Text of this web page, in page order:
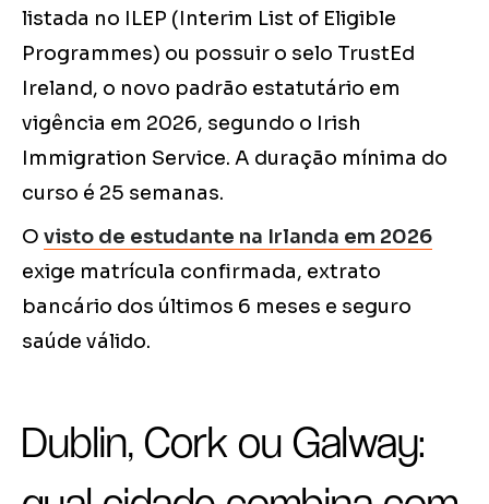
listada no ILEP (Interim List of Eligible
Programmes) ou possuir o selo TrustEd
Ireland, o novo padrão estatutário em
vigência em 2026, segundo o Irish
Immigration Service. A duração mínima do
curso é 25 semanas.
O visto de estudante na Irlanda em 2026
exige matrícula confirmada, extrato
bancário dos últimos 6 meses e seguro
saúde válido.
Dublin, Cork ou Galway: